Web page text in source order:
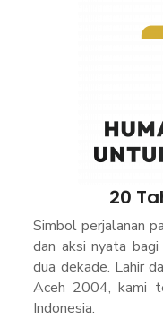
20
Simbol perjalanan
dan aksi nyata
dua dekade. Lahir
Aceh 2004, kami
Indonesia.